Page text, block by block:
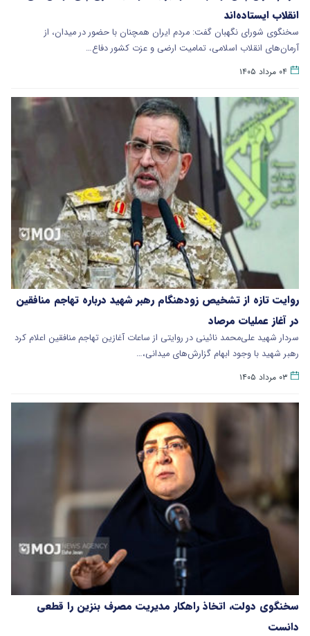
انقلاب ایستاده‌اند
سخنگوی شورای نگهبان گفت: مردم ایران همچنان با حضور در میدان، از
آرمان‌های انقلاب اسلامی، تمامیت ارضی و عزت کشور دفاع…
۰۴ مرداد ۱۴۰۵
روایت تازه از تشخیص زودهنگام رهبر شهید درباره تهاجم منافقین
در آغاز عملیات مرصاد
سردار شهید علی‌محمد نائینی در روایتی از ساعات آغازین تهاجم منافقین اعلام کرد
رهبر شهید با وجود ابهام گزارش‌های میدانی،…
۰۳ مرداد ۱۴۰۵
سخنگوی دولت، اتخاذ راهکار مدیریت مصرف بنزین را قطعی
دانست